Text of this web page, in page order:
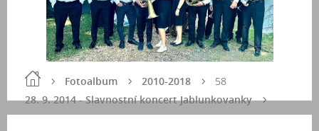
Fotoalbum
2010-2018
28. 9. 2014 - Slavnostní koncert Jablunkovanky
58